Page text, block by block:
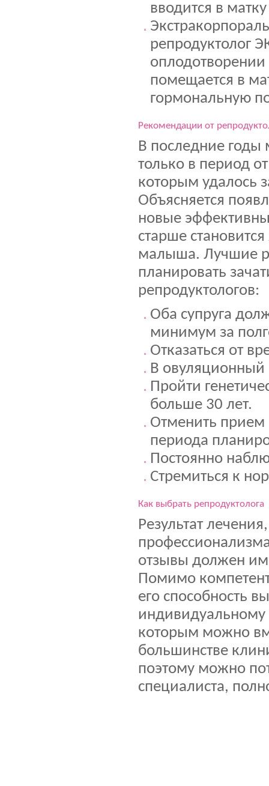
вводится в
репродуктолог
оплодотворении
помещается в
гормональную
Рекомендации от
В последние
только в период
которым удалось
Объясняется
новые
старше
малыша. Лучшие
планировать
репродуктологов:
Оба супруга
минимум за
Отказаться от
В овуляционный
Пройти
больше 30 лет.
Отменить прием
периода
Постоянно
Стремиться к
Как выбрать репродуктолога
Результат
отзывы должен
Помимо
его способность
индивидуальному
которым можно
большинстве
поэтому можно
специалиста,